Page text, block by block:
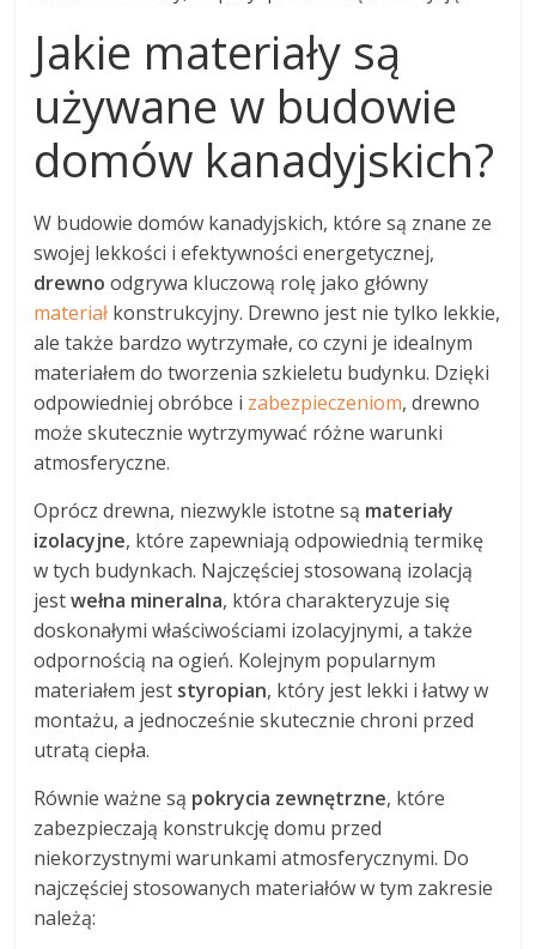
Jakie materiały są
używane w budowie
domów kanadyjskich?
W budowie domów kanadyjskich, które są znane ze
swojej lekkości i efektywności energetycznej,
drewno odgrywa kluczową rolę jako główny
materiał konstrukcyjny. Drewno jest nie tylko lekkie,
ale także bardzo wytrzymałe, co czyni je idealnym
materiałem do tworzenia szkieletu budynku. Dzięki
odpowiedniej obróbce i zabezpieczeniom, drewno
może skutecznie wytrzymywać różne warunki
atmosferyczne.
Oprócz drewna, niezwykle istotne są materiały
izolacyjne, które zapewniają odpowiednią termikę
w tych budynkach. Najczęściej stosowaną izolacją
jestwełna mineralna, która charakteryzuje się
doskonałymi właściwościami izolacyjnymi, a także
odpornością na ogień. Kolejnym popularnym
materiałem jest styropian, który jest lekki i łatwy w
montażu, a jednocześnie skutecznie chroni przed
utratą ciepła.
Równie ważne są pokrycia zewnętrzne, które
zabezpieczają konstrukcję domu przed
niekorzystnymi warunkami atmosferycznymi. Do
najczęściej stosowanych materiałów w tym zakresie
należą: